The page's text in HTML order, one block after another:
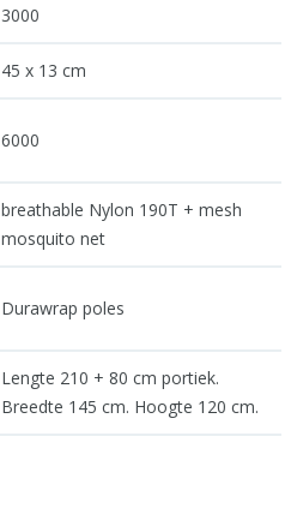
3000
45 x 13 cm
6000
breathable Nylon 190T + mesh
mosquito net
Durawrap poles
Lengte 210 + 80 cm portiek.
Breedte 145 cm. Hoogte 120 cm.